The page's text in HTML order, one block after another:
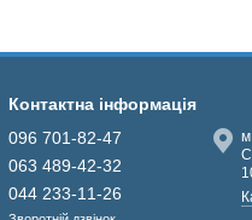
Контактна інформація
096 701-82-47
063 489-42-32
044 233-11-26